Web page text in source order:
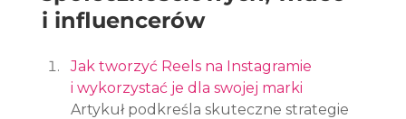
i influencerów
Jak tworzyć Reels na Instagramie
i wykorzystać je dla swojej marki
Artykuł podkreśla skuteczne strategie